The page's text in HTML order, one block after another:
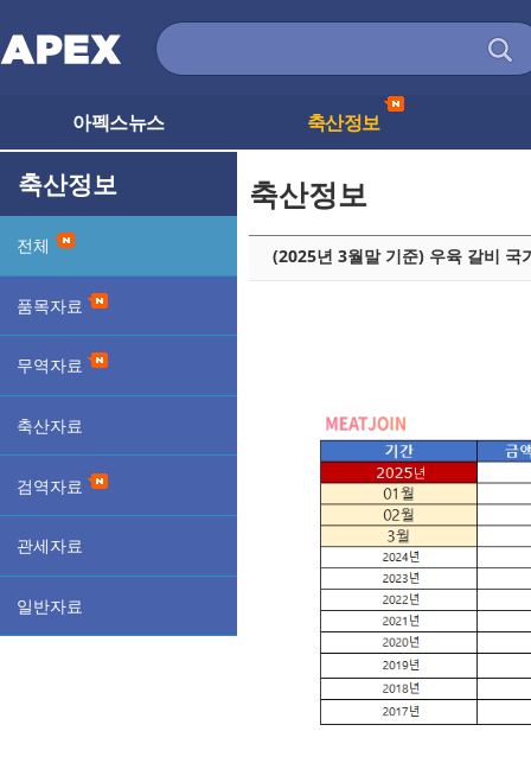
아펙스뉴스 축산정보
축산정보
전체
품목자료
무역자료
축산자료
검역자료
관세자료
일반자료
축산정보
(2025년 3월말 기준) 우육 갈비 국